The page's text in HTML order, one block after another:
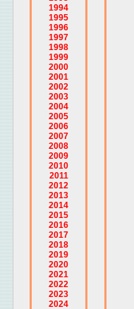
1994
1995
1996
1997
1998
1999
2000
2001
2002
2003
2004
2005
2006
2007
2008
2009
2010
2011
2012
2013
2014
2015
2016
2017
2018
2019
2020
2021
2022
2023
2024